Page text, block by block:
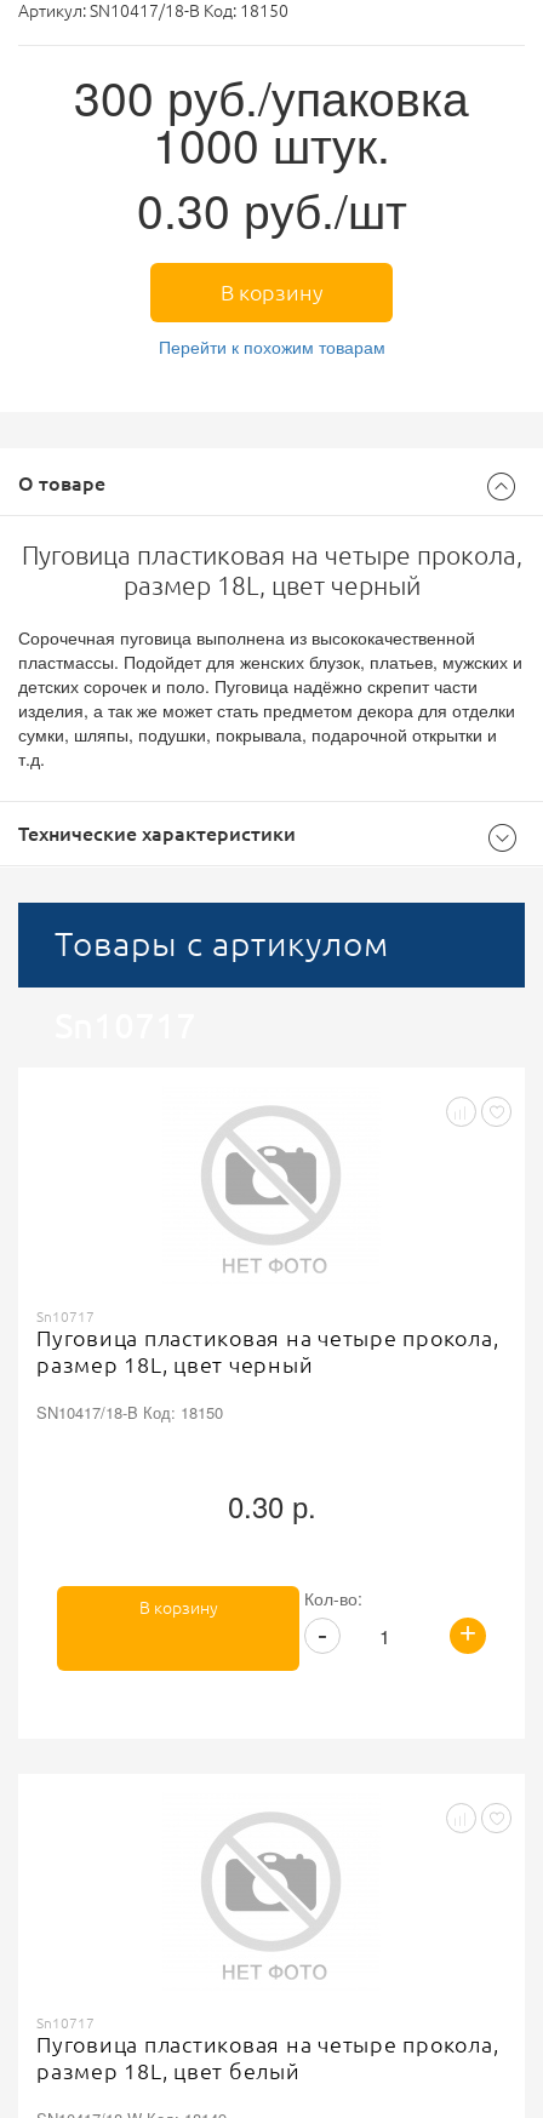
Артикул:SN10417/18-B Код: 18150
300 руб./упаковка
1000 штук.
0.30 руб./шт
В корзину
Перейти к похожим товарам
О товаре
Пуговица пластиковая на четыре прокола,
размер 18L, цвет черный
Сорочечная пуговица выполнена из высококачественной
пластмассы. Подойдет для женских блузок, платьев, мужских и
детских сорочек и поло. Пуговица надёжно скрепит части
изделия, а так же может стать предметом декора для отделки
сумки, шляпы, подушки, покрывала, подарочной открытки и
т.д.
Технические характеристики
Пуговицы пластиковые
Доступноcть
Товары с артикулом
Sn10717
Пуговица пластиковая на четыре прокола,
размер 18L, цвет белый
Sn10717
Пуговица пластиковая на четыре прокола,
размер 18L, цвет черный
SN10417/18-B Код: 18150
0.30 р.
Кол-во:
+
-
В корзину